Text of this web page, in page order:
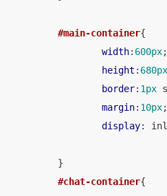
#main-container{
width: 600px;
height : 680px
border: 1px
margin: 10px;
display:
#chat-container{